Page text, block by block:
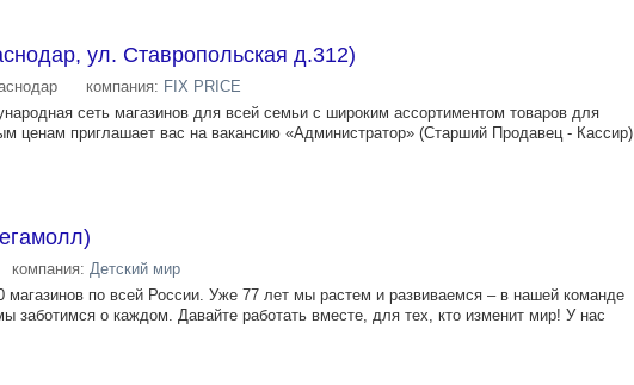
ул. Ставропольская д.312)
компания: FIX PRICE
сеть магазинов для всей семьи с широким ассортиментом товаров для
ценам приглашает вас на вакансию «Администратор» (Старший Продавец - Кассир)
компания: Детский мир
магазинов по всей России. Уже 77 лет мы растем и развиваемся – в нашей команде
заботимся о каждом. Давайте работать вместе, для тех, кто изменит мир! У нас